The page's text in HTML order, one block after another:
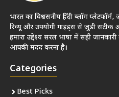
भारत का विश्वसनीय हिंदी ब्लॉग
रिव्यू और उपयोगी गाइड्स से जुड़ी सटीक
हमारा उद्देश्य सरल भाषा में सही
आपकी मदद करना है।
Categories
Best Picks